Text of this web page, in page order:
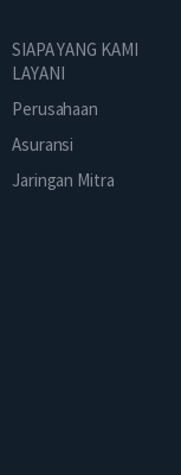
SIAPA YANG KAMI
LAYANI
Perusahaan
Asuransi
Jaringan Mitra